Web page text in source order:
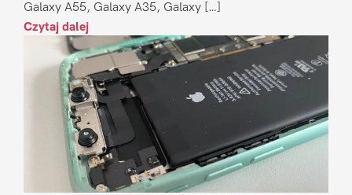
Galaxy A55, Galaxy A35, Galaxy […]
Czytaj dalej